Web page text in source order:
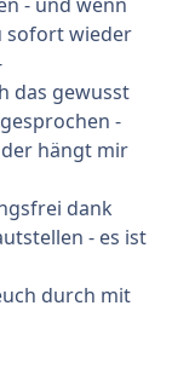
sofort wieder
das gewusst
-
der hängt mir
dank
- es ist
durch mit